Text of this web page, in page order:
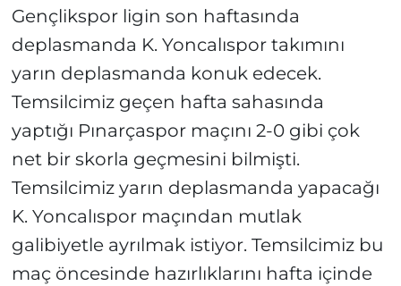
Gençlikspor ligin son haftasında
deplasmanda K. Yoncalıspor takımını
yarın deplasmanda konuk edecek.
Temsilcimiz geçen hafta sahasında
yaptığı Pınarçaspor maçını 2-0 gibi çok
net bir skorla geçmesini bilmişti.
Temsilcimiz yarın deplasmanda yapacağı
K. Yoncalıspor maçından mutlak
galibiyetle ayrılmak istiyor. Temsilcimiz bu
maç öncesinde hazırlıklarını hafta içinde